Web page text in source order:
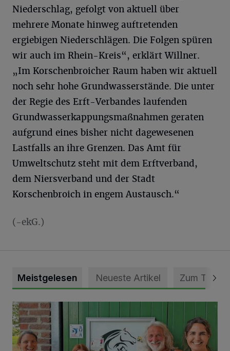
Niederschlag, gefolgt von aktuell über
mehrere Monate hinweg auftretenden
ergiebigen Niederschlägen. Die Folgen spüren
wir auch im Rhein-Kreis“, erklärt Willner.
„Im Korschenbroicher Raum haben wir aktuell
noch sehr hohe Grundwasserstände. Die unter
der Regie des Erft-Verbandes laufenden
Grundwasserkappungsmaßnahmen geraten
aufgrund eines bisher nicht dagewesenen
Lastfalls an ihre Grenzen. Das Amt für
Umweltschutz steht mit dem Erftverband,
dem Niersverband und der Stadt
Korschenbroich in engem Austausch.“
(-ekG.)
Meistgelesen Neueste Artikel Zum Thema
Vorbildlicher Einsatz für den Artenschutz gewürdigt